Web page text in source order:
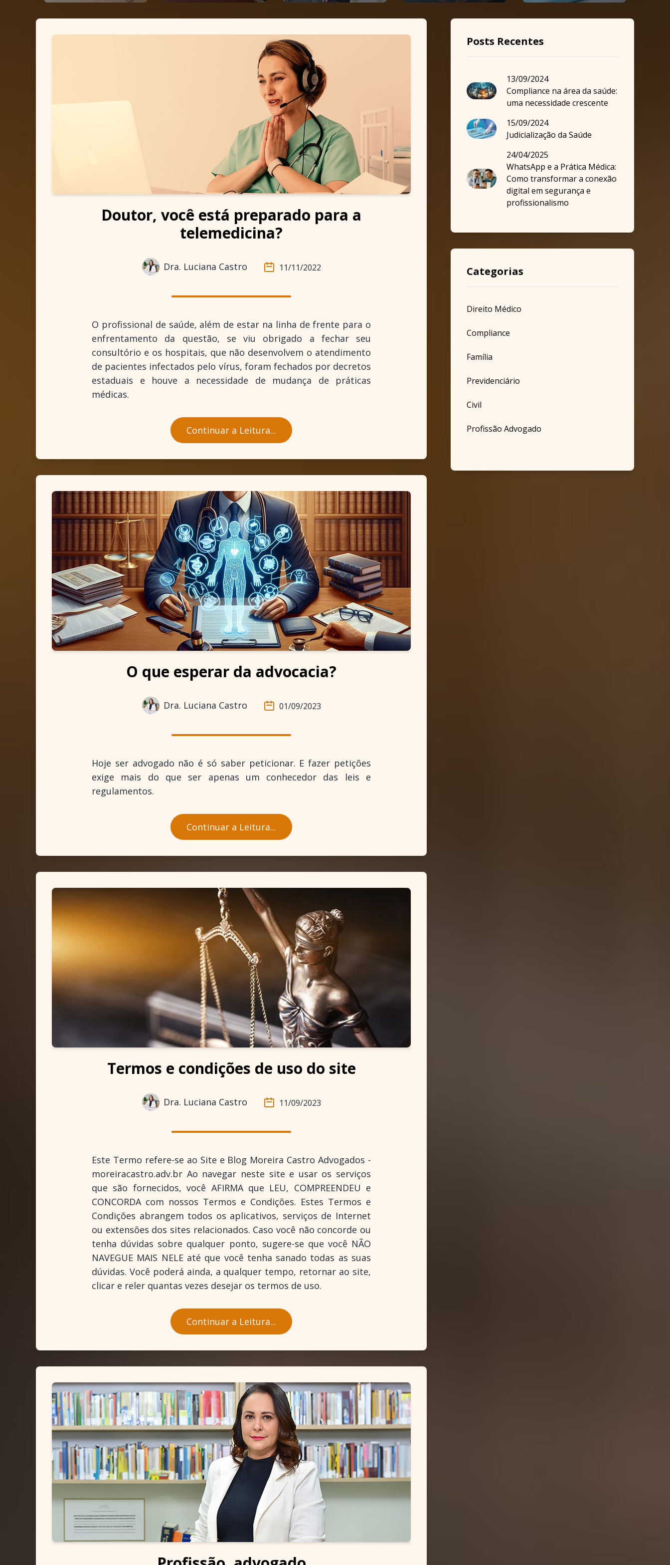
Doutor, você está preparado para a
telemedicina?
Dra. Luciana Castro 11/11/2022
O profissional de saúde, além de estar na linha de frente para o
enfrentamento da questão, se viu obrigado a fechar seu
consultório e os hospitais, que não desenvolvem o atendimento
de pacientes infectados pelo vírus, foram fechados por decretos
estaduais e houve a necessidade de mudança de práticas
médicas.
Continuar a Leitura...
O que esperar da advocacia?
Dra. Luciana Castro 01/09/2023
Hoje ser advogado não é só saber peticionar. E fazer petições
exige mais do que ser apenas um conhecedor das leis e
regulamentos.
Continuar a Leitura...
Termos e condições de uso do site
Dra. Luciana Castro 11/09/2023
Este Termo refere-se ao Site e Blog Moreira Castro Advogados -
moreiracastro.adv.br Ao navegar neste site e usar os serviços
que são fornecidos, você AFIRMA que LEU, COMPREENDEU e
CONCORDA com nossos Termos e Condições. Estes Termos e
Condições abrangem todos os aplicativos, serviços de Internet
ou extensões dos sites relacionados. Caso você não concorde ou
tenha dúvidas sobre qualquer ponto, sugere-se que você NÃO
NAVEGUE MAIS NELE até que você tenha sanado todas as suas
dúvidas. Você poderá ainda, a qualquer tempo, retornar ao site,
clicar e reler quantas vezes desejar os termos de uso.
Continuar a Leitura...
Posts Recentes
13/09/2024
Compliance na área da saúde:
uma necessidade crescente
15/09/2024
Judicialização da Saúde
24/04/2025
WhatsApp e a Prática Médica:
Como transformar a conexão
digital em segurança e
profissionalismo
Categorias
Direito Médico
Compliance
Família
Previdenciário
Civil
Profissão Advogado